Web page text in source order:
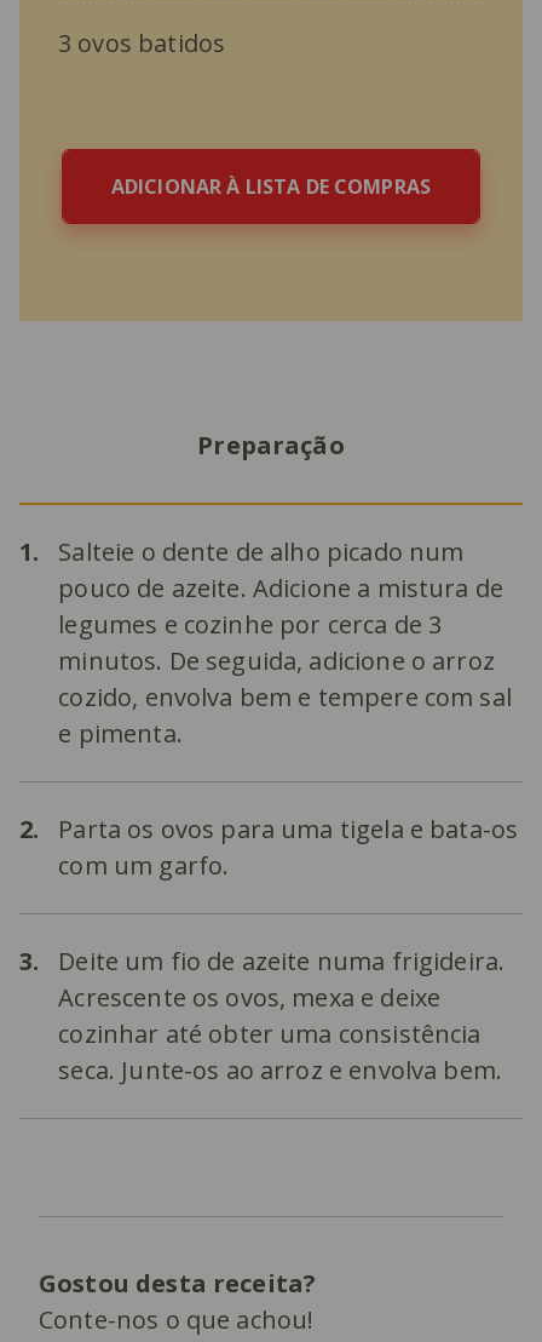
3 ovos batidos
ADICIONAR À LISTA DE COMPRAS
Preparação
1.
Salteie o dente de alho picado num
pouco de azeite. Adicione a mistura de
legumes e cozinhe por cerca de 3
minutos. De seguida, adicione o arroz
cozido, envolva bem e tempere com sal
e pimenta.
2.
Parta os ovos para uma tigela e bata-os
com um garfo.
3.
Deite um fio de azeite numa frigideira.
Acrescente os ovos, mexa e deixe
cozinhar até obter uma consistência
seca. Junte-os ao arroz e envolva bem.
Gostou desta receita?
Conte-nos o que achou!